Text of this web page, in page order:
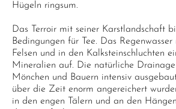
Hügeln ringsum.
Das Terroir mit seiner Karstlandschaft
Bedingungen für Tee. Das
Felsen und in den Kalksteinschluchten
Mineralien auf. Die natürliche
Mönchen und Bauern intensiv
über die Zeit enorm angereichert
in den engen Tälern und an den